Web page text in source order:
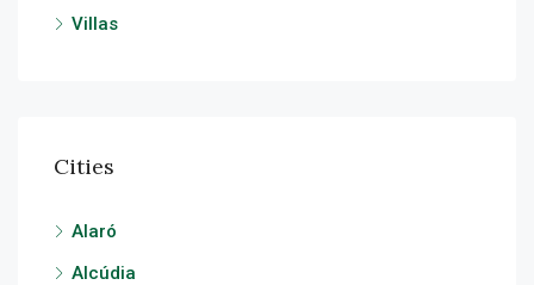
Villas
Cities
Alaró
Alcúdia